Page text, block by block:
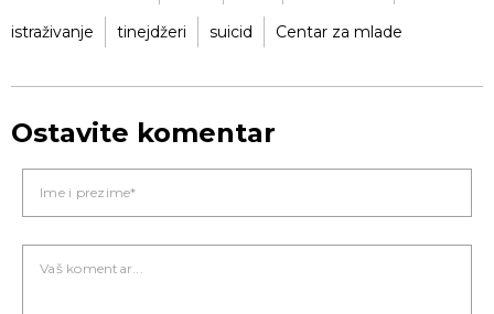
istraživanje tinejdžeri suicid Centar za mlade
Ostavite komentar